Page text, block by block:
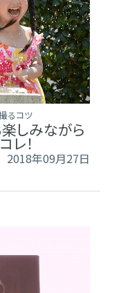
るコツ
楽しみながら
レ！
2018年09月27日